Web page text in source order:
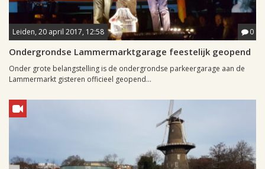
Leiden, 20 april 2017, 12:58 0
Ondergrondse Lammermarktgarage feestelijk geopend
Onder grote belangstelling is de ondergrondse parkeergarage aan de
Lammermarkt gisteren officieel geopend...